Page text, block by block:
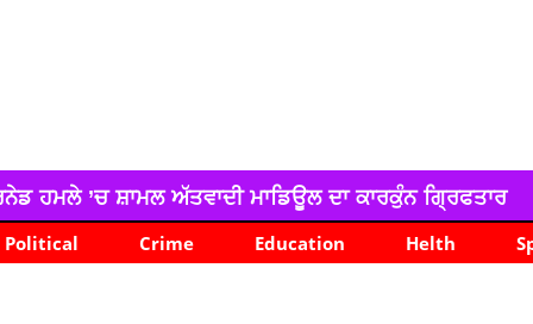
ਮਾਡਿਊਲ ਦਾ ਕਾਰਕੁੰਨ ਗ੍ਰਿਫਤਾਰ ਪੰਜਾਬ ਅਤੇ ਚੰਡੀਗੜ੍ਹ
Political Crime Education Helth